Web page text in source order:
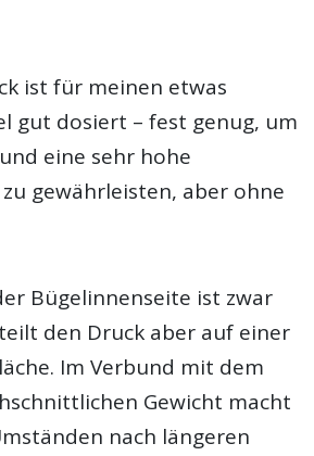
ist für meinen etwas
gut dosiert – fest genug, um
eine sehr hohe
gewährleisten, aber ohne
Bügelinnenseite ist zwar
den Druck aber auf einer
Im Verbund mit dem
Gewicht macht
nach längeren